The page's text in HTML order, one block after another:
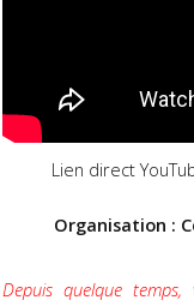
Lien direct
Organisation :
Depuis quelque